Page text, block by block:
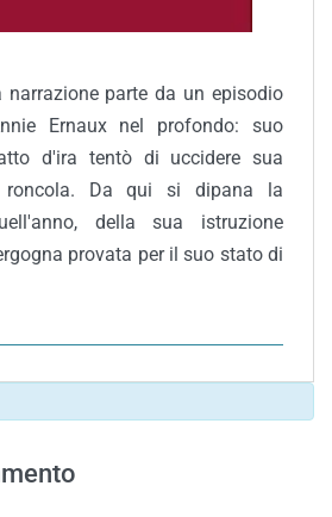
narrazione parte da un episodio
Ernaux nel profondo: suo
d'ira tentò di uccidere sua
Da qui si dipana la
della sua istruzione
provata per il suo stato di